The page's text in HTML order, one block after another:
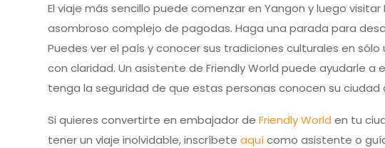
El viaje más sencillo puede comenzar en Yangon y luego visitar
asombroso complejo de pagodas. Haga una parada para
Puedes ver el país y conocer sus tradiciones culturales en
con claridad. Un asistente de Friendly World puede ayudarle
tenga la seguridad de que estas personas conocen su ciudad
Si quieres convertirte en embajador de Friendly World en tu
tener un viaje inolvidable, inscríbete aquícomo asistente o